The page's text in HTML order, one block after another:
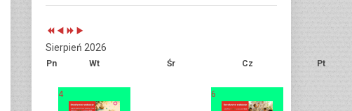
Sierpień 2026
Pn Wt Śr Cz Pt
4 6